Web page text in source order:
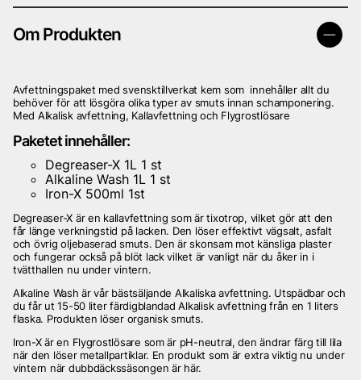
Om Produkten
Avfettningspaket med svensktillverkat kem som innehåller allt du
behöver för att lösgöra olika typer av smuts innan schamponering.
Med Alkalisk avfettning, Kallavfettning och Flygrostlösare
Paketet innehåller:
Degreaser-X 1L 1 st
Alkaline Wash 1L 1 st
Iron-X 500ml 1st
Degreaser-X är en kallavfettning som är tixotrop, vilket gör att den
får länge verkningstid på lacken. Den löser effektivt vägsalt, asfalt
och övrig oljebaserad smuts. Den är skonsam mot känsliga plaster
och fungerar också på blöt lack vilket är vanligt när du åker in i
tvätthallen nu under vintern.
Alkaline Wash är vår bästsäljande Alkaliska avfettning. Utspädbar och
du får ut 15-50 liter färdigblandad Alkalisk avfettning från en 1 liters
flaska. Produkten löser organisk smuts.
Iron-X är en Flygrostlösare som är pH-neutral, den ändrar färg till lila
när den löser metallpartiklar. En produkt som är extra viktig nu under
vintern när dubbdäckssäsongen är här.